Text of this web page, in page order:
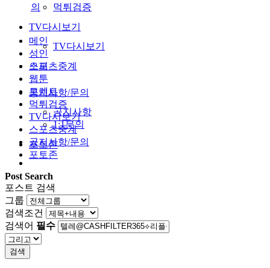
먹튀검증
TV다시보기
TV다시보기
스포츠중계
공지사항/문의
공지사항
1:1문의
포토존
의
메인
성인
오피
웹툰
토렌트
먹튀검증
TV다시보기
스포츠중계
공지사항/문의
포토존
Post Search
포스트 검색
그룹
검색조건
검색어 필수
검색